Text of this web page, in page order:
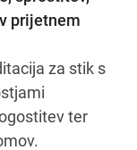
prijetnem
za stik s
ter